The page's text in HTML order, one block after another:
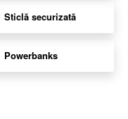
Sticlă securizată
Powerbanks